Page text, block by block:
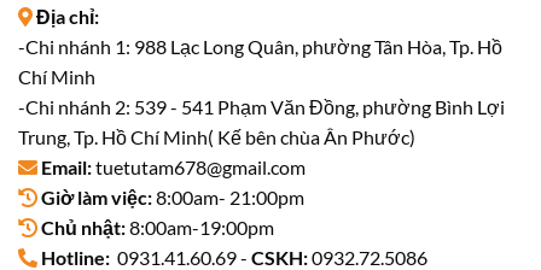
Địa chỉ:
-Chi nhánh 1: 988 Lạc Long Quân, phường Tân Hòa, Tp. Hồ
Chí Minh
-Chi nhánh 2: 539 - 541 Phạm Văn Đồng, phường Bình Lợi
Trung, Tp. Hồ Chí Minh( Kế bên chùa Ân Phước)
Email:tuetutam678@gmail.com
Giờ làm việc:8:00am- 21:00pm
Chủ nhật:8:00am-19:00pm
Hotline: 0931.41.60.69 - CSKH:0932.72.5086